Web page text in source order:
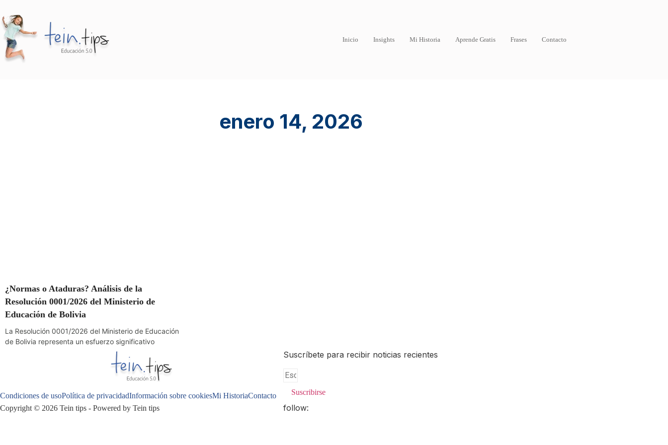
Inicio Insights Mi Historia Aprende Gratis Frases Contacto
enero 14, 2026
¿Normas o Ataduras? Análisis de la
Resolución 0001/2026 del Ministerio de
Educación de Bolivia
La Resolución 0001/2026 del Ministerio de Educación
de Bolivia representa un esfuerzo significativo
Condiciones de usoPolítica de privacidadInformación sobre cookiesMi HistoriaContacto
Suscríbete para recibir noticias recientes
Suscribirse
Copyright © 2026 Tein tips - Powered by Tein tips
follow: